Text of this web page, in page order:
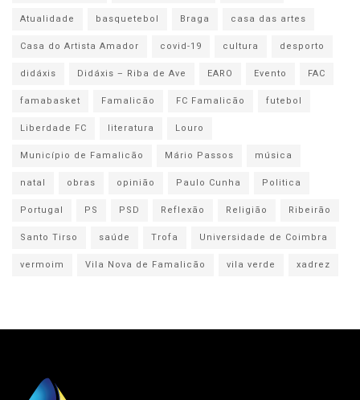
Atualidade
basquetebol Braga
casa das artes
Casa do Artista Amador
covid-19 cultura
desporto
didáxis
Didáxis – Riba de Ave EARO Evento
FAC
famabasket
Famalicão FC Famalicão
futebol
Liberdade FC
literatura
Louro
Município de Famalicão
Mário Passos
música
natal
obras opinião Paulo Cunha
Politica
Portugal
PS PSD Reflexão Religião
Ribeirão
Santo Tirso
saúde Trofa
Universidade de Coimbra
vermoim
Vila Nova de Famalicão vila verde xadrez